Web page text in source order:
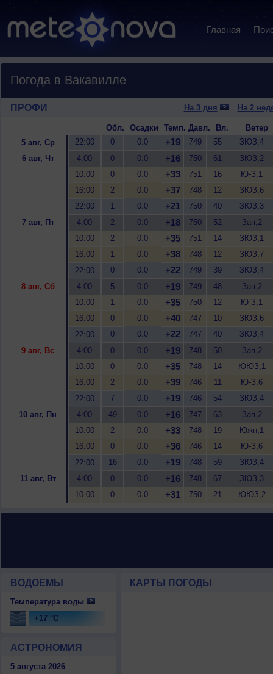
Главная
Погода в Вакавилле
ПРОФИ На 3 дня На 2
Обл. Осадки Темп. Давл. Вл.
Ветер
5 авг, Ср
22:00 0 0.0 +19 749 55
ЗЮЗ,4
6 авг, Чт
4:00 0 0.0 +16 750 61
ЗЮЗ,2
10:00
0 0.0 +33 751 16
Ю-З,1
16:00
2 0.0 +37 748 12
ЗЮЗ,6
22:00
1 0.0 +21 750 40
ЗЮЗ,3
7 авг, Пт
4:00 2 0.0 +18 750 52
Зап,2
10:00
2 0.0 +35 751 14
ЗЮЗ,1
16:00
1 0.0 +38 748 12
ЗЮЗ,7
22:00
0 0.0 +22 749 39
ЗЮЗ,4
8 авг, Сб
4:00 5 0.0 +19 749 48
Зап,2
10:00
1 0.0 +35 750 12
Ю-З,1
16:00
0 0.0 +40 747 10
ЗЮЗ,6
22:00
0 0.0 +22 747 40
ЗЮЗ,4
9 авг, Вс
4:00 0 0.0 +19 748 50
Зап,2
10:00
0 0.0 +35 748 14
ЮЮЗ,1
16:00
2 0.0 +39 746 11
Ю-З,6
22:00
7 0.0 +19 746 54
ЗЮЗ,4
10 авг, Пн
4:00 49 0.0 +16 747 63
Зап,2
10:00
2 0.0 +33 748 19
Южн,1
16:00
0 0.0 +36 746 14
Ю-З,6
22:00
16 0.0 +19 748 59
ЗЮЗ,4
11 авг, Вт
4:00 0 0.0 +16 748 67
ЗЮЗ,3
10:00
0 0.0 +31 750 21 ЮЮЗ,2
ВОДОЕМЫ
Температура воды
+17 °C
АСТРОНОМИЯ
5 августа 2026
КАРТЫ ПОГОДЫ